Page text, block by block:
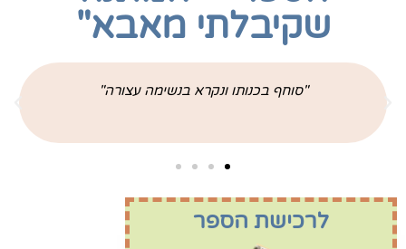
שקיבלתי מאבא"
"תוך שעות ספורות סיימתי אותו" "כתוב בצורה מרתקת
לרכישת הספר